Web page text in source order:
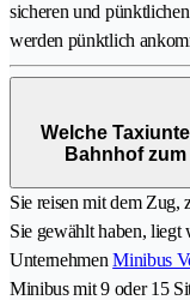
sicheren und
werden pünktlich
Welche
Bahnhof
Sie reisen mit dem Zug,
Sie gewählt haben,
UnternehmenMinibus
Minibus mit 9 oder 15